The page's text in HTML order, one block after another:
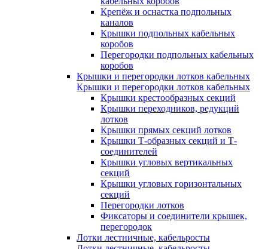
Крепёж и оснастка подпольных
каналов
Крышки подпольных кабельных
коробов
Перегородки подпольных кабельных
коробов
Крышки и перегородки лотков кабельных
Крышки и перегородки лотков кабельных
Крышки крестообразных секций
Крышки переходников, редукций
лотков
Крышки прямых секций лотков
Крышки Т-образных секций и Т-
соединителей
Крышки угловых вертикальных
секций
Крышки угловых горизонтальных
секций
Перегородки лотков
Фиксаторы и соединители крышек,
перегородок
Лотки лестничные, кабельросты